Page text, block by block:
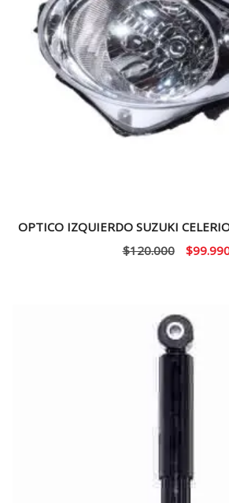
OPTICO IZQUIERDO SUZUKI
$120.000
El
$